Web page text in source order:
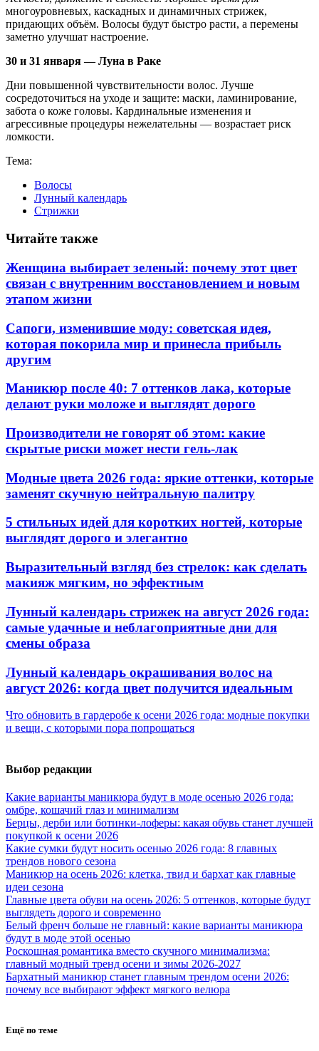
многоуровневых, каскадных и динамичных стрижек,
придающих объём. Волосы будут быстро расти, а перемены
заметно улучшат настроение.
30 и 31 января — Луна в Раке
Дни повышенной чувствительности волос. Лучше
сосредоточиться на уходе и защите: маски, ламинирование,
забота о коже головы. Кардинальные изменения и
агрессивные процедуры нежелательны — возрастает риск
ломкости.
Тема:
Волосы
Лунный календарь
Стрижки
Читайте также
Женщина выбирает зеленый: почему этот цвет
связан с внутренним восстановлением и новым
этапом жизни
Сапоги, изменившие моду: советская идея,
которая покорила мир и принесла прибыль
другим
Маникюр после 40: 7 оттенков лака, которые
делают руки моложе и выглядят дорого
Производители не говорят об этом: какие
скрытые риски может нести гель-лак
Модные цвета 2026 года: яркие оттенки, которые
заменят скучную нейтральную палитру
5 стильных идей для коротких ногтей, которые
выглядят дорого и элегантно
Выразительный взгляд без стрелок: как сделать
макияж мягким, но эффектным
Лунный календарь стрижек на август 2026 года:
самые удачные и неблагоприятные дни для
смены образа
Лунный календарь окрашивания волос на
август 2026: когда цвет получится идеальным
Что обновить в гардеробе к осени 2026 года: модные покупки
и вещи, с которыми пора попрощаться
Выбор редакции
Какие варианты маникюра будут в моде осенью 2026 года:
омбре, кошачий глаз и минимализм
Берцы, дерби или ботинки-лоферы: какая обувь станет лучшей
покупкой к осени 2026
Какие сумки будут носить осенью 2026 года: 8 главных
трендов нового сезона
Маникюр на осень 2026: клетка, твид и бархат как главные
идеи сезона
Главные цвета обуви на осень 2026: 5 оттенков, которые будут
выглядеть дорого и современно
Белый френч больше не главный: какие варианты маникюра
будут в моде этой осенью
Роскошная романтика вместо скучного минимализма:
главный модный тренд осени и зимы 2026-2027
Бархатный маникюр станет главным трендом осени 2026:
почему все выбирают эффект мягкого велюра
Ещё по теме